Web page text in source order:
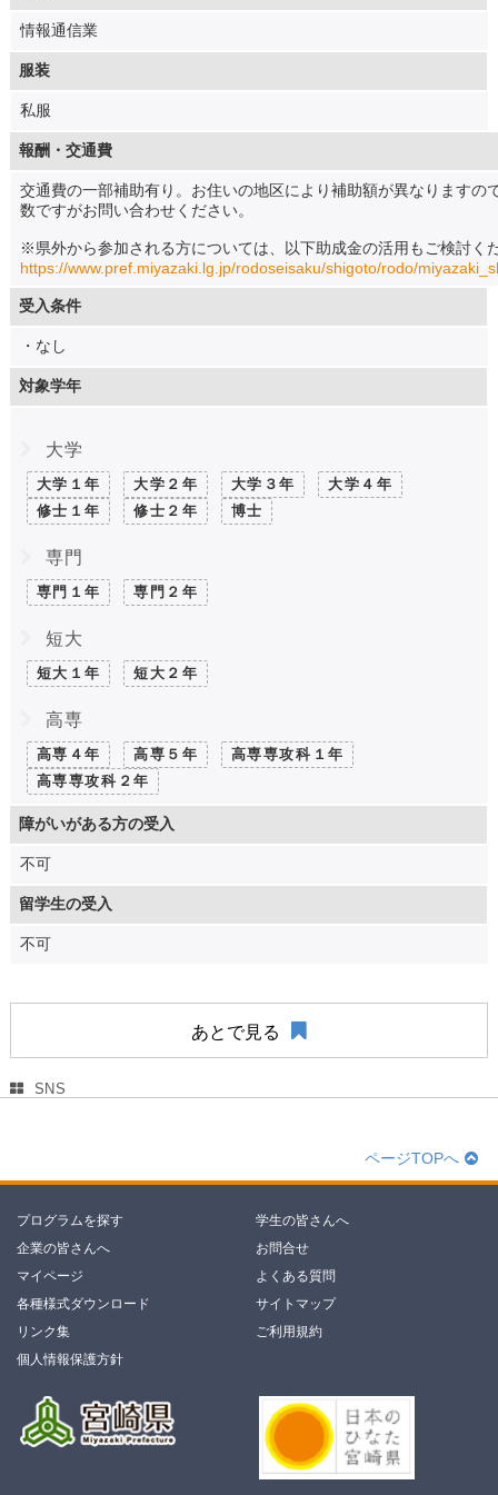
情報通信業
服装
私服
報酬・交通費
交通費の一部補助有り。お住いの地区により補助額が異なりますの
数ですがお問い合わせください。
※県外から参加される方については、以下助成金の活用もご検討く
https://www.pref.miyazaki.lg.jp/rodoseisaku/shigoto/rodo/
受入条件
・なし
対象学年
大学
大学１年 大学２年 大学３年
大学４年
修士１年
修士２年 博士
専門
専門１年 専門２年
短大
短大１年 短大２年
高専
高専４年 高専５年
高専専攻科１年
高専専攻科２年
障がいがある方の受入
不可
留学生の受入
不可
あとで見る
SNS
ページTOPへ
プログラムを探す
学生の皆さんへ
企業の皆さんへ
お問合せ
マイページ
よくある質問
各種様式ダウンロード
サイトマップ
リンク集
ご利用規約
個人情報保護方針